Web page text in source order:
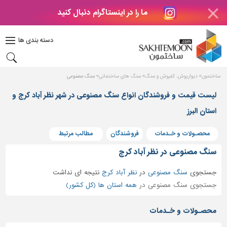
ما را در اینستاگرام دنبال کنید
دسته بندی ها
دکوراسیون
بتن
های
بتنی
درب
پنجره
مصالح
پله،
نرده
حفاظ
ساختمون دیوارپوش، کفپوش و سنگ سنگ های ساختمانی سنگ مصنوعی
لیست قیمت و فروشندگان انواع سنگ مصنوعی در شهر نظر آباد کرج و
استان البرز
محصـولات و خـدمات فروشندگان مطالب مرتبط
سنگ مصنوعی در نظر آباد کرج
جستجوی سنگ مصنوعی درنظر آباد کرج نتیجه ای نداشت
جستجوی سنگ مصنوعی در همه استان ها (کل کشور)
محصـولات و خـدمات